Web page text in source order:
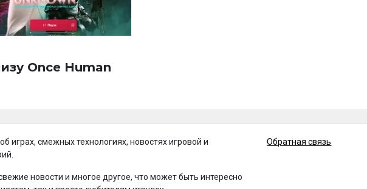
Once Human
играх, смежных технологиях, новостях игровой и
новости и многое другое, что может быть интересно
Обратная связь